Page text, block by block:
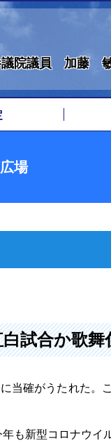
議院議員 加藤
場
試合か歌舞
確がうたれた。
も新型コロナウイ